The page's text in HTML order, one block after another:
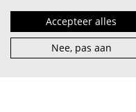
Accepteer alles
Nee, pas aan